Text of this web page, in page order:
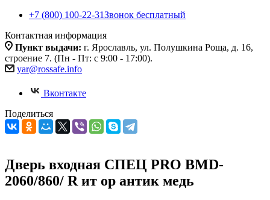
+7 (800) 100-22-31Звонок бесплатный
Контактная информация
Пункт выдачи: г. Ярославль, ул. Полушкина Роща, д. 16,
строение 7. (Пн - Пт: с 9:00 - 17:00).
yar@rossafe.info
Вконтакте
Поделиться
Дверь входная СПЕЦ PRO BMD-
2060/860/ R ит ор антик медь